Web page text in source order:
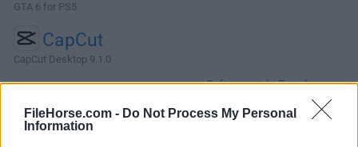
FileHorse.com - Do Not Process My Personal
Information
GTA 6 for PS5
CapCut
CapCut Desktop 9.1.0
Software más Populares »
Acerca de O&O ShutUp10